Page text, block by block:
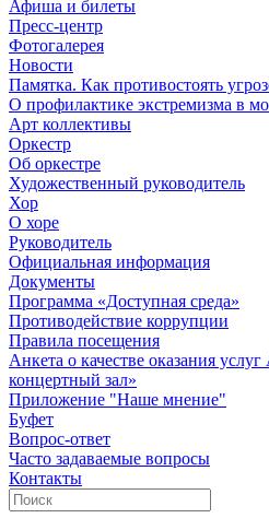
Афиша и билеты
Пресс-центр
Фотогалерея
Новости
Памятка. Как противостоять
О профилактике экстремизма в
Арт коллективы
Оркестр
Об оркестре
Художественный руководитель
Хор
О хоре
Руководитель
Официальная информация
Документы
Программа «Доступная среда»
Противодействие коррупции
Правила посещения
Анкета о качестве оказания
концертный зал»
Приложение "Наше мнение"
Буфет
Вопрос-ответ
Часто задаваемые вопросы
Контакты